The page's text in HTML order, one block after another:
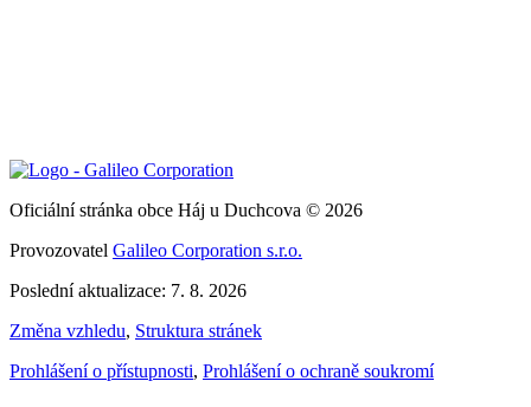
Oficiální stránka obce Háj u Duchcova © 2026
Provozovatel Galileo Corporation s.r.o.
Poslední aktualizace: 7. 8. 2026
Změna vzhledu, Struktura stránek
Prohlášení o přístupnosti, Prohlášení o ochraně soukromí